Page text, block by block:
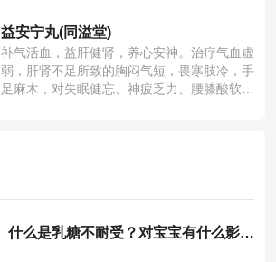
益安宁丸(同溢堂)
补气活血，益肝健肾，养心安神。治疗气血虚
弱，肝肾不足所致的胸闷气短，畏寒肢冷，手
足麻木，对失眠健忘、神疲乏力、腰膝酸软也
什么是乳糖不耐受？对宝宝有什么影响？